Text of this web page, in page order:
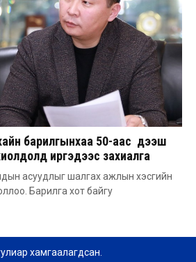
барилгынхаа 50-аас дээш
иргэдээс захиалга
асуудлыг шалгах ажлын хэсгийн
Барилга хот байгу
хамгаалагдсан.